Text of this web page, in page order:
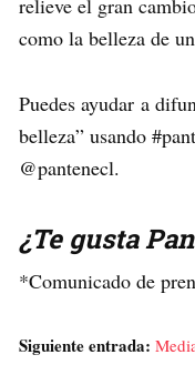
como la belleza de
Puedes ayudar a
belleza” usando
@pantenecl.
¿Te gusta
*Comunicado de
Siguiente entrada: